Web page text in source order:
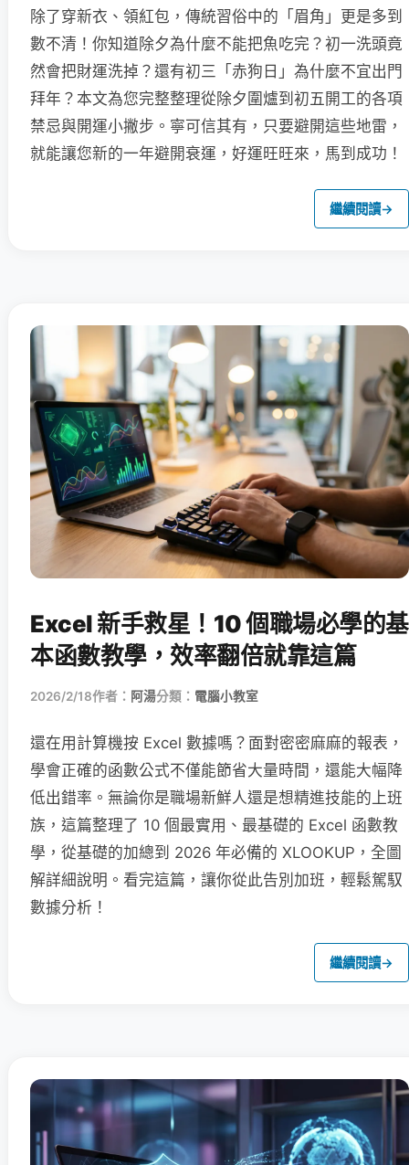
除了穿新衣、領紅包，傳統習俗中的「眉角」更是多到
數不清！你知道除夕為什麼不能把魚吃完？初一洗頭竟
然會把財運洗掉？還有初三「赤狗日」為什麼不宜出門
拜年？本文為您完整整理從除夕圍爐到初五開工的各項
禁忌與開運小撇步。寧可信其有，只要避開這些地雷，
就能讓您新的一年避開衰運，好運旺旺來，馬到成功！
繼續閱讀→
Excel 新手救星！10 個職場必學的基
本函數教學，效率翻倍就靠這篇
2026/2/18作者： 阿湯分類： 電腦小教室
還在用計算機按 Excel 數據嗎？面對密密麻麻的報表，
學會正確的函數公式不僅能節省大量時間，還能大幅降
低出錯率。無論你是職場新鮮人還是想精進技能的上班
族，這篇整理了 10 個最實用、最基礎的 Excel 函數教
學，從基礎的加總到 2026 年必備的 XLOOKUP，全圖
解詳細說明。看完這篇，讓你從此告別加班，輕鬆駕馭
數據分析！
繼續閱讀→